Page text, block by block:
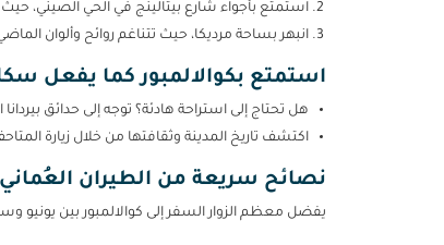
استمتع بأجواء شارع بيتالينج في الحي الصيني، حيث
انبهر بساحة مرديكا، حيث تتناغم روائح وألوان
استمتع بكوالالمبور كما يفعل
هل تحتاج إلى استراحة هادئة؟ توجه إلى حدائق
اكتشف تاريخ المدينة وثقافتها من خلال زيارة
نصائح سريعة من الطيران العُماني
يفضل معظم الزوار السفر إلى كوالالمبور بين يونيو